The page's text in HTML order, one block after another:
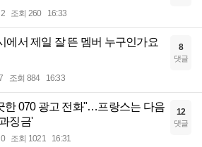
조회 260 16:33
에서 제일 잘 뜬 멤버 누구인가요
조회 884 16:33
8
댓글
한 070 광고 전화"…프랑스는 다음
징금'
조회 1021 16:31
12
댓글